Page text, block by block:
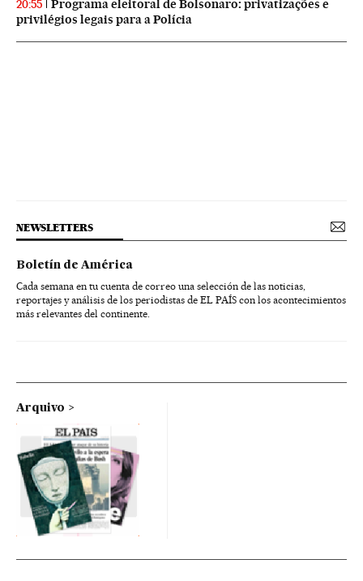
20:55
Programa eleitoral de Bolsonaro: privatizações e
privilégios legais para a Polícia
NEWSLETTERS
Boletín de América
Cada semana en tu cuenta de correo una selección de las noticias,
reportajes y análisis de los periodistas de EL PAÍS con los acontecimientos
más relevantes del continente.
Arquivo